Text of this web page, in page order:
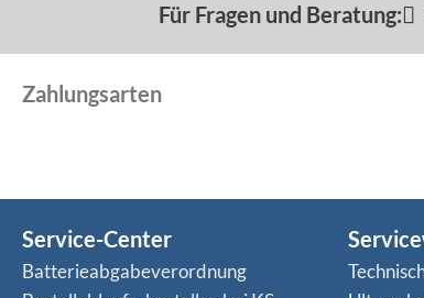
Für Fragen und Beratung:
Zahlungsarten
Service-Center
Batterieabgabeverordnung